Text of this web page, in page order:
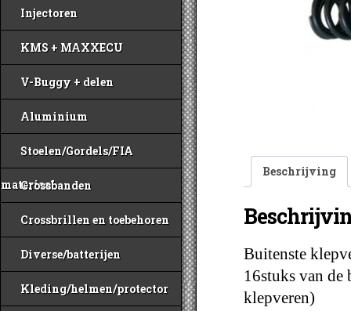
Injectoren
KMS + MAXXECU
V-Buggy + delen
Aluminium
Stoelen/Gordels/FIA
materiaal
Crossbanden
Crossbrillen en toebehoren
Diverse/batterijen
Kleding/helmen/protector
Beschrijving
Buitenste
16stuks van de
klepveren)